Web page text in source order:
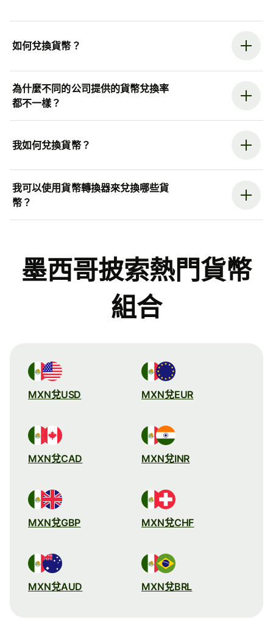
如何兌換貨幣？
為什麼不同的公司提供的貨幣兌換率
都不一樣？
我如何兌換貨幣？
我可以使用貨幣轉換器來兌換哪些貨
幣？
墨西哥披索熱門貨幣
組合
MXN兌USD MXN兌EUR
MXN兌CAD MXN兌INR
MXN兌GBP MXN兌CHF
MXN兌AUD MXN兌BRL